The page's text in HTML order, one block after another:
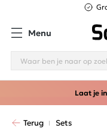
Menu
Laat je
Terug Sets